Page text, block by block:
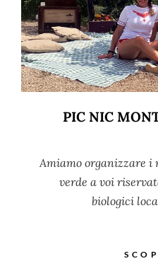
PIC NIC
Amiamo organizzare i
verde a voi
biologici